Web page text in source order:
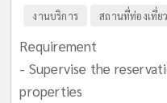
งานบริการ สถานที่ท่องเที่ยว
Requirement
- Supervise the
properties